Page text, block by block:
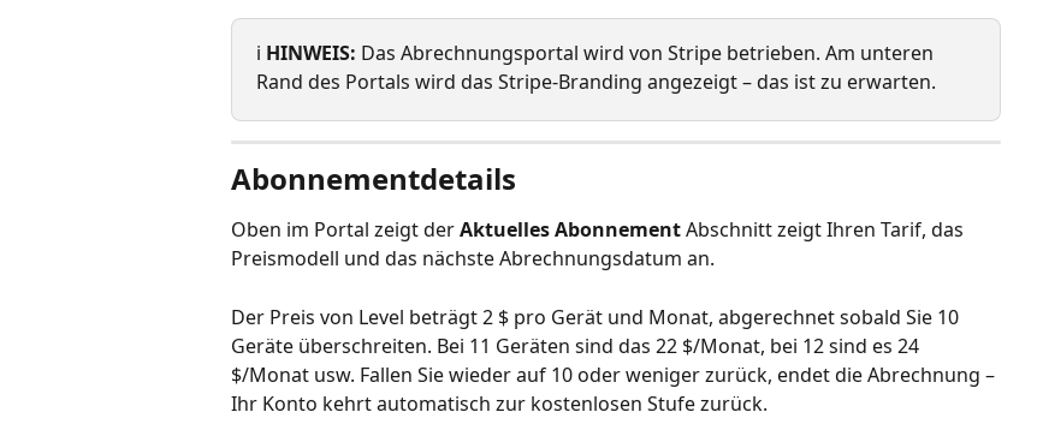
ℹ️ HINWEIS: Das Abrechnungsportal wird von Stripe betrieben. Am unteren
Rand des Portals wird das Stripe-Branding angezeigt – das ist zu erwarten.
Abonnementdetails
Oben im Portal zeigt der Aktuelles Abonnement Abschnitt zeigt Ihren Tarif, das
Preismodell und das nächste Abrechnungsdatum an.
Der Preis von Level beträgt 2 $ pro Gerät und Monat, abgerechnet sobald Sie 10
Geräte überschreiten. Bei 11 Geräten sind das 22 $/Monat, bei 12 sind es 24
$/Monat usw. Fallen Sie wieder auf 10 oder weniger zurück, endet die Abrechnung –
Ihr Konto kehrt automatisch zur kostenlosen Stufe zurück.